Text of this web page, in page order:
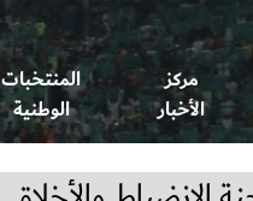
مركز
الأخبار
المنتخبات
الوطنية